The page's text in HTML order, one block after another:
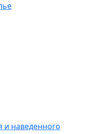
и наведенного